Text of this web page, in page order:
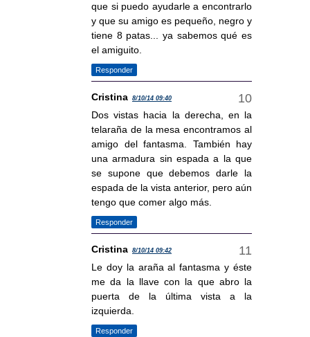
que si puedo ayudarle a encontrarlo
y que su amigo es pequeño, negro y
tiene 8 patas... ya sabemos qué es
el amiguito.
Responder
Cristina 8/10/14 09:40
Dos vistas hacia la derecha, en la
telaraña de la mesa encontramos al
amigo del fantasma. También hay
una armadura sin espada a la que
se supone que debemos darle la
espada de la vista anterior, pero aún
tengo que comer algo más.
Responder
Cristina 8/10/14 09:42
Le doy la araña al fantasma y éste
me da la llave con la que abro la
puerta de la última vista a la
izquierda.
Responder